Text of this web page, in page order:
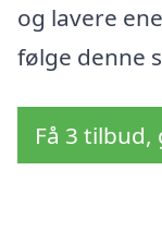
og lavere
følge denne
Få 3